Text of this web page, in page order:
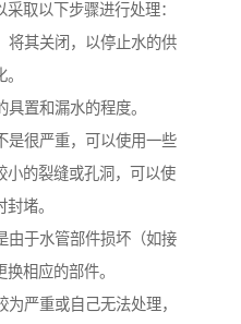
取以下步骤进行处理：
将其关闭，以停止水的供
置和漏水的程度。
是很严重，可以使用一些
小的裂缝或孔洞，可以使
堵。
由于水管部件损坏（如接
相应的部件。
严重或自己无法处理，